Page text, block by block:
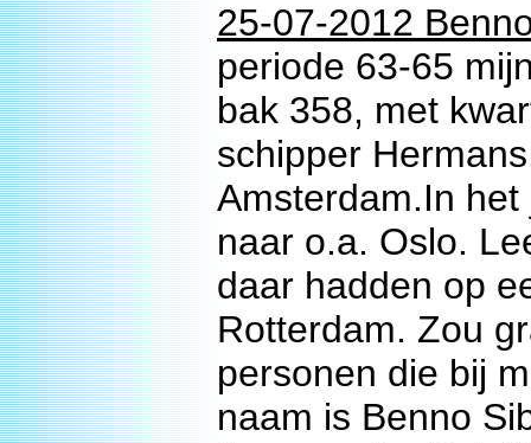
25-07-2012
periode 63-65
bak 358, met
schipper
Amsterdam.In
naar o.a. Oslo.
daar hadden op
Rotterdam. Zou
personen die bij
naam is Benno